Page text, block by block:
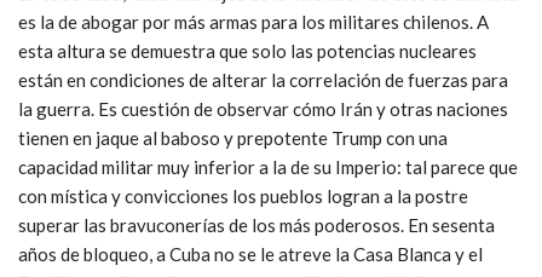
es la de abogar por más armas para los militares chilenos. A
esta altura se demuestra que solo las potencias nucleares
están en condiciones de alterar la correlación de fuerzas para
la guerra. Es cuestión de observar cómo Irán y otras naciones
tienen en jaque al baboso y prepotente Trump con una
capacidad militar muy inferior a la de su Imperio: tal parece que
con mística y convicciones los pueblos logran a la postre
superar las bravuconerías de los más poderosos. En sesenta
años de bloqueo, a Cuba no se le atreve la Casa Blanca y el